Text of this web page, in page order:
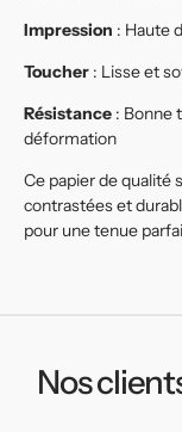
Impression : Haute
Toucher : Lisse et
Résistance : Bonne
déformation
Ce papier de qualité
contrastées et
pour une tenue
Nos